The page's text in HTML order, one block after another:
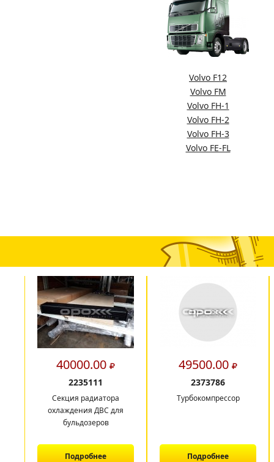
Volvo F12
Volvo FM
Volvo FH-1
Volvo FH-2
Volvo FH-3
Volvo FE-FL
40000.00
2235111
Секция радиатора
охлаждения ДВС для
бульдозеров
Подробнее
49500.00
2373786
Турбокомпрессор
Подробнее